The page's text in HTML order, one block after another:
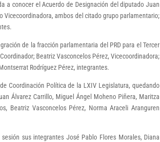
a conocer el Acuerdo de Designación del diputado Juan
Vicecoordinadora, ambos del citado grupo parlamentario;
de la fracción parlamentaria del PRD para el Tercer
Beatriz Vasconcelos Pérez, Vicecoordinadora;
Rodríguez Pérez, integrantes.
Coordinación Política de la LXIV Legislatura, quedando
Álvarez Carrillo, Miguel Ángel Moheno Piñera, Maritza
Beatriz Vasconcelos Pérez, Norma Araceli Aranguren
sus integrantes José Pablo Flores Morales, Diana